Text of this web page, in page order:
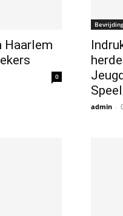
Haarlem
0
admin -